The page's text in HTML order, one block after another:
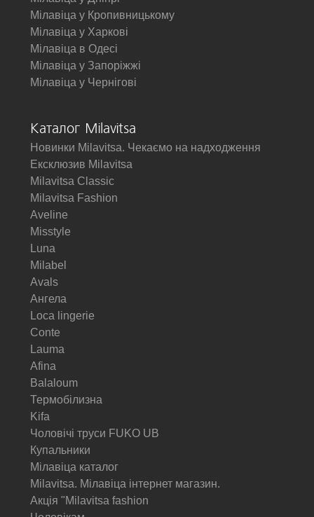
Мілавіца у Кропивницькому
Мілавіца у Харкові
Мілавіца в Одесі
Мілавіца у Запоріжжі
Мілавіца у Чернігові
Каталог Milavitsa
Новинки Milavitsa. Чекаємо на надходження
Ексклюзив Milavitsa
Milavitsa Classic
Milavitsa Fashion
Aveline
Misstyle
Luna
Milabel
Avals
Ангела
Loca lingerie
Conte
Lauma
Afina
Balaloum
Термобілизна
Kifa
Чоловічі труси FUKO UB
Купальники
Мілавіца каталог
Milavitsa. Мілавіца інтернет магазин.
Акція "Milavitsa fashion